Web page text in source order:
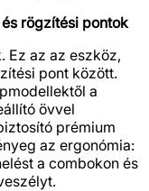
rögzítési pontok
Ez az az eszköz,
pont között.
a
övvel
prémium
az ergonómia:
a combokon és